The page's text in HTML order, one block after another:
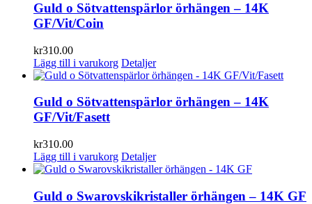
Guld o Sötvattenspärlor örhängen – 14K
GF/Vit/Coin
kr310.00
Lägg till i varukorg Detaljer
Guld o Sötvattenspärlor örhängen – 14K
GF/Vit/Fasett
kr310.00
Lägg till i varukorg Detaljer
Guld o Swarovskikristaller örhängen – 14K GF